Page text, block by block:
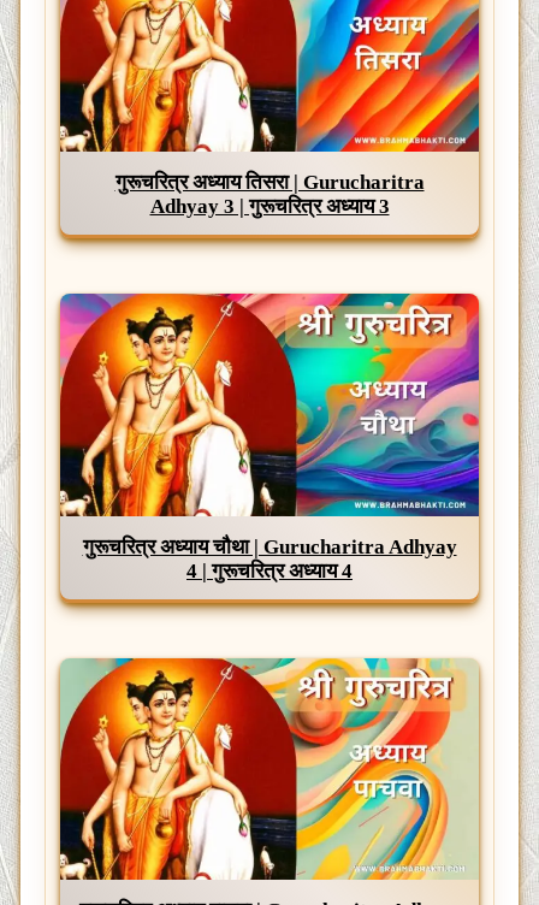
गुरूचरित्र अध्याय तिसरा | Gurucharitra
Adhyay 3 | गुरूचरित्र अध्याय 3
गुरूचरित्र अध्याय चौथा | Gurucharitra Adhyay
4 | गुरूचरित्र अध्याय 4